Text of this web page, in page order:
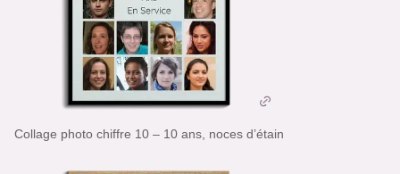
Collage photo chiffre 10 – 10 ans, noces d’étain